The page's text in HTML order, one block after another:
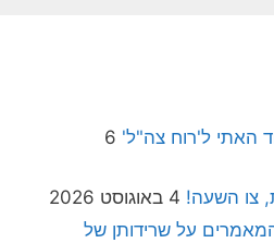
האתי ל'רוח צה"ל' 6
צו השעה! 4 באוגוסט 2026
על שרידותן של